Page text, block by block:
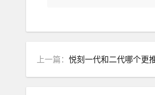
上一篇： 悦刻一代和二代哪个更推荐(悦刻